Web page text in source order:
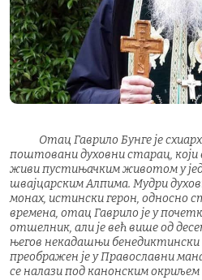
Отац Гаврило Бунге је
поштовани духовни старац, који
живи пустињачким животом у
швајцарским Алпима. Мудри
монах, истински герон, односно
времена, отац Гаврило је у
отшелник, али је већ више од
његов некадашњи
преображен је у Православни
се налази под канонским